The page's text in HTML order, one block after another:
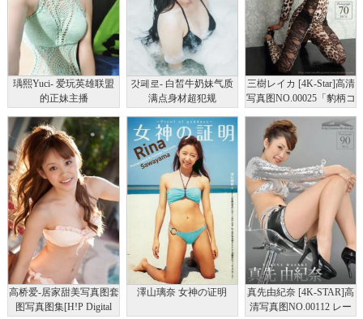
瑀熙Yuci- 爱玩英雄联盟
的正妹主播
갓페로- 白皙牛奶妹气质
满点身材超犯规
三樹レイカ [4K-Star]高清
写真图NO.00025「豹柄コ
高桥爱-居家甜美写真图套
图写真图集[H!P Digital
澤山璃奈 女神の证明
真先由紀奈 [4K-STAR]高
清写真图NO.00112 レー